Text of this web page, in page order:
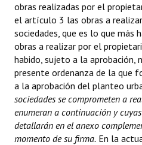
obras realizadas por el
el artículo 3 las obras a
sociedades, que es lo que más
obras a realizar por el
habido, sujeto a la aprobación,
presente ordenanza de la que
a la aprobación del planteo
sociedades se comprometen a
enumeran a continuación y
detallarán en el anexo
momento de su firma. En la